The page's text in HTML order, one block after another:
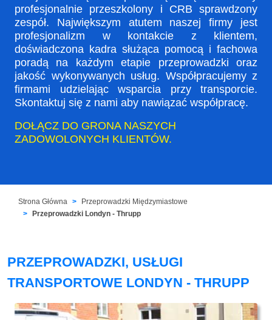
profesjonalnie przeszkolony i CRB sprawdzony
zespół. Największym atutem naszej firmy jest
profesjonalizm w kontakcie z klientem,
doświadczona kadra służąca pomocą i fachowa
poradą na każdym etapie przeprowadzki oraz
jakość wykonywanych usług. Współpracujemy z
firmami udzielając wsparcia przy transporcie.
Skontaktuj się z nami aby nawiązać współpracę.
DOŁĄCZ DO GRONA NASZYCH
ZADOWOLONYCH KLIENTÓW.
Strona Główna
Przeprowadzki Międzymiastowe
Przeprowadzki Londyn - Thrupp
PRZEPROWADZKI, USŁUGI
TRANSPORTOWE LONDYN - THRUPP